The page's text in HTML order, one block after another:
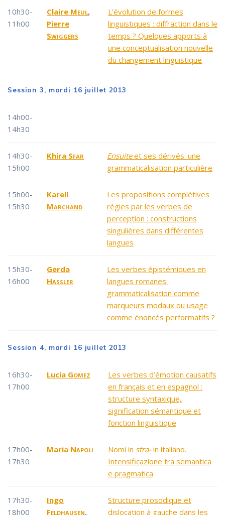
10h30-
11h00
Claire Meul,
Pierre
Swiggers
L’évolution de formes
linguistiques : diffraction dans le
temps ? Quelques apports à
une conceptualisation nouvelle
du changement linguistique
Session 3, mardi 16 juillet 2013
14h00-
14h30
14h30-
15h00
Khira Sfar Ensuiteet ses dérivés: une
grammaticalisation particulière
15h00-
15h30
Karell
Marchand
Les propositions complétives
régies par les verbes de
perception : constructions
singulières dans différentes
langues
15h30-
16h00
Gerda
Haßler
Les verbes épistémiques en
langues romanes:
grammaticalisation comme
marqueurs modaux ou usage
comme énoncés performatifs ?
Session 4, mardi 16 juillet 2013
16h30-
17h00
Lucia Gomez
Les verbes d’émotion causatifs
en français et en espagnol :
structure syntaxique,
signification sémantique et
fonction linguistique
17h00-
17h30
Maria Napoli Nomi in stra-in italiano.
Intensificazione tra semantica
e pragmatica
17h30-
18h00
Ingo
Feldhausen,
Structure prosodique et
dislocation à gauche dans les